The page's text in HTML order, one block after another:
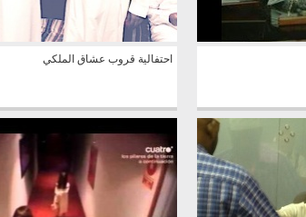
احتفالية قروب عشاق الملكي